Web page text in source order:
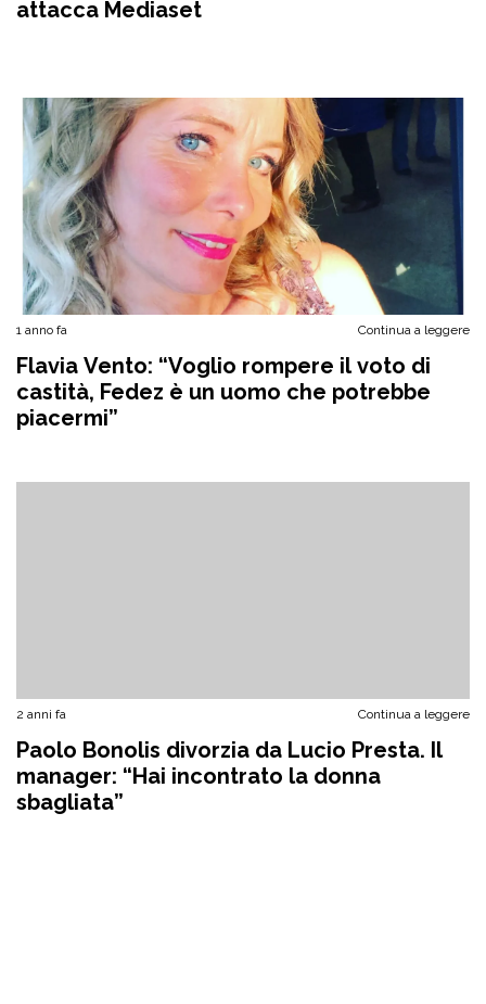
attacca Mediaset
1 anno fa Continua a leggere
Flavia Vento: “Voglio rompere il voto di
castità, Fedez è un uomo che potrebbe
piacermi”
2 anni fa Continua a leggere
Paolo Bonolis divorzia da Lucio Presta. Il
manager: “Hai incontrato la donna
sbagliata”